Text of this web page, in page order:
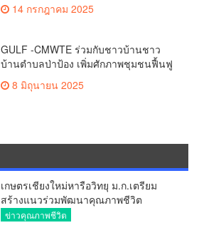
14 กรกฎาคม 2025
GULF -CMWTE ร่วมกับชาวบ้านชาว
บ้านตำบลป่าป้อง เพิ่มศักภาพชุมชนฟื้นฟู
ป่าต้นน้ำดอยสะเก็ด เชียงใหม่ กว่า 3,000
ไร่ คืนสมดุลให้ป่าชุมชนด้วยจุลินทรีย์ไม
8 มิถุนายน 2025
เกษตรเชียงใหม่หารือวิทยุ ม.ก.เตรียม
สร้างแนวร่วมพัฒนาคุณภาพชีวิต
เกษตรกร สื่อสารข้อมูลถูกต้องขับเคลื่อน
ข่าวคุณภาพชีวิต